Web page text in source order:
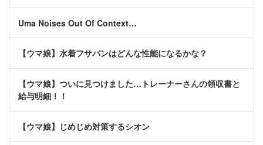
Uma Noises Out Of Context…
【ウマ娘】水着フサパンはどんな性能になるかな？
【ウマ娘】ついに見つけました…トレーナーさんの領収書と
給与明細！！
【ウマ娘】じめじめ対策するシオン